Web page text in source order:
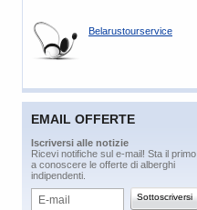
Belarustourservice
EMAIL OFFERTE
​Iscriversi alle notizie
​Ricevi notifiche sul e-mail! Sta il primo
a conoscere le offerte di alberghi
indipendenti.